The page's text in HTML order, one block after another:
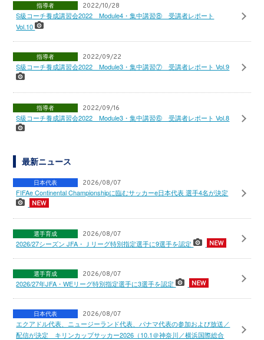
指導者 2022/10/28
S級コーチ養成講習会2022 Module4・集中講習⑧ 受講者レポート
Vol.10
指導者 2022/09/22
S級コーチ養成講習会2022 Module3・集中講習⑦ 受講者レポート Vol.9
指導者 2022/09/16
S級コーチ養成講習会2022 Module3・集中講習⑥ 受講者レポート Vol.8
最新ニュース
日本代表 2026/08/07
FIFAe Continental Championshipに臨むサッカーe日本代表 選手4名が決定
選手育成 2026/08/07
2026/27シーズン JFA・Ｊリーグ特別指定選手に9選手を認定
選手育成 2026/08/07
2026/27年JFA・WEリーグ特別指定選手に3選手を認定
日本代表 2026/08/07
エクアドル代表、ニュージーランド代表、パナマ代表の参加および放送／
配信が決定 キリンカップサッカー2026（10.1＠神奈川／横浜国際総合